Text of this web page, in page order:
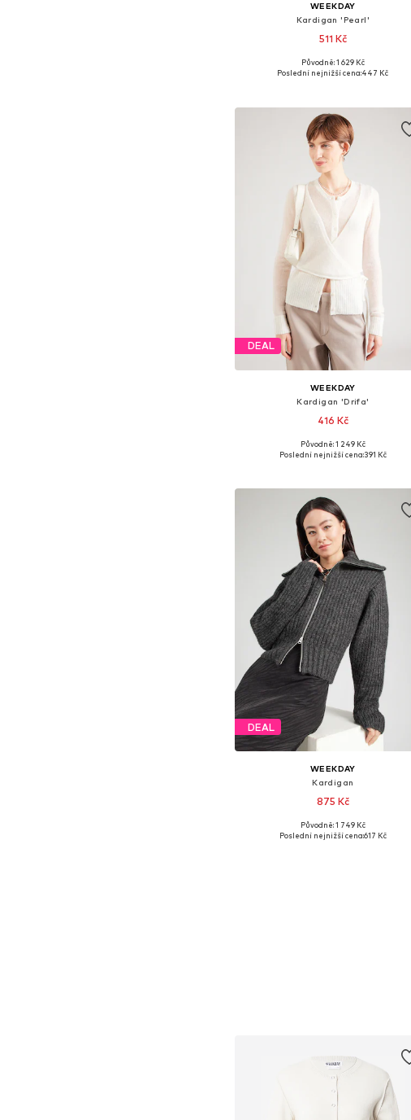
WEEKDAY
Kardigan 'Pearl'
511 Kč
Dostupné velikosti: XS, S
Původně: 1 629 Kč
Poslední nejnižší cena:447 Kč
DEAL
WEEKDAY
Kardigan 'Drifa'
416 Kč
Dostupné velikosti: S
Původně: 1 249 Kč
Poslední nejnižší cena:391 Kč
DEAL
WEEKDAY
Kardigan
875 Kč
Dostupné velikosti: XS
Původně: 1 749 Kč
Poslední nejnižší cena:617 Kč